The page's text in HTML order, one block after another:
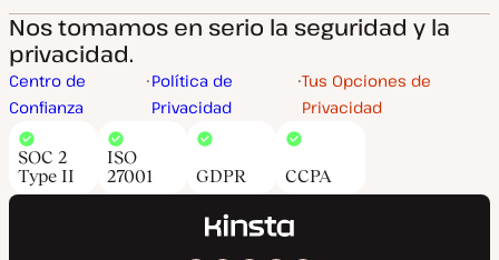
Nos tomamos en serio la seguridad y la
privacidad.
Centro de
Confianza
Política de
Privacidad
Tus Opciones de
Privacidad
SOC 2
Type II
ISO
27001
GDPR CCPA